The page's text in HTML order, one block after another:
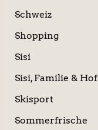
Schweiz
Shopping
Sisi
Sisi, Familie & Hof
Skisport
Sommerfrische